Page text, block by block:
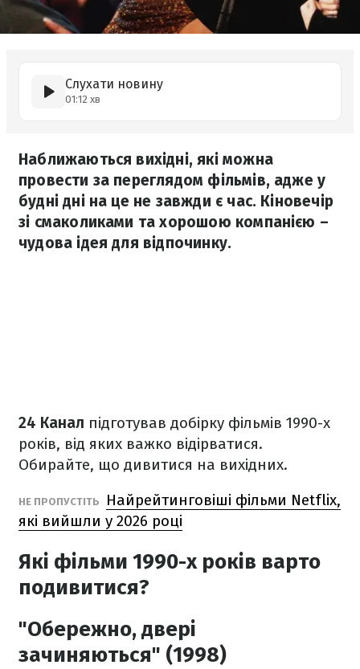
Слухати новину
01:12 хв
Наближаються вихідні, які можна
провести за переглядом фільмів, адже у
будні дні на це не завжди є час. Кіновечір
зі смаколиками та хорошою компанією –
чудова ідея для відпочинку.
24 Канал підготував добірку фільмів 1990-х
років, від яких важко відірватися.
Обирайте, що дивитися на вихідних.
НЕ ПРОПУСТІТЬ
Найрейтинговіші фільми Netflix,
які вийшли у 2026 році
Які фільми 1990-х років варто
подивитися?
"Обережно, двері
зачиняються" (1998)